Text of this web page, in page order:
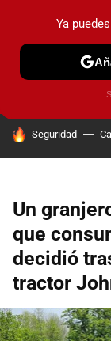
PRUEBAS
HOY SE HABLA
Seguridad
Un
que
decidió
tractor
Ya